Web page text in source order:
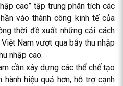
cao” tập trung phân tích các
vào thành công kinh tế của
thời đề xuất những cải cách
Nam vượt qua bẫy thu nhập
nhập cao.
cần xây dựng các thể chế tạo
hiệu quả hơn, hỗ trợ cạnh